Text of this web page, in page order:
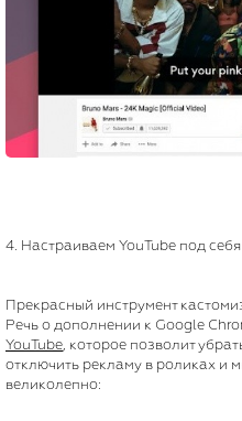
4. Настраиваем YouTube под себя
Прекрасный инструмент
Речь о дополнении к Google
YouTube, которое позволит
отключить рекламу в роликах и
великолепно: